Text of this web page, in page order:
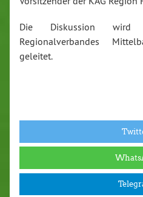
Die Diskussion wird
Regionalverbandes
geleitet.